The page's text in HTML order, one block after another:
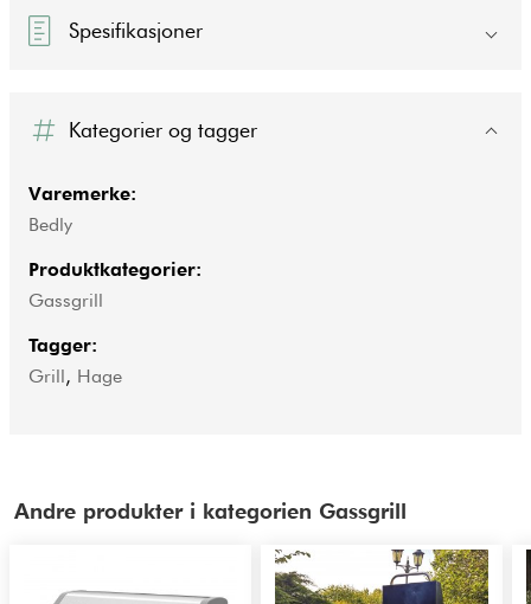
Spesifikasjoner
Kategorier og tagger
Varemerke:
Bedly
Produktkategorier:
Gassgrill
Tagger:
Grill, Hage
Andre produkter i kategorien Gassgrill